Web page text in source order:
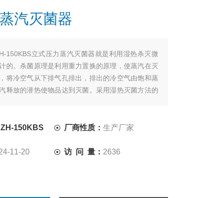
汽灭菌器
150KBS立式压力蒸汽灭菌器就是利用湿热杀灭微
的。杀菌原理是利用重力置换的原理，使蒸汽在灭
将冷空气从下排气孔排出，排出的冷空气由饱和蒸
释放的潜热使物品达到灭菌。采用湿热灭菌方法的
150KBS 厂商性质：生产厂家
11-20 访 问 量： 2636